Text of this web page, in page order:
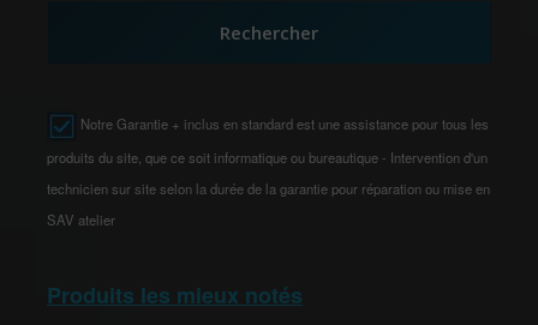
Rechercher
Notre Garantie + inclus en standard est une assistance pour tous les
produits du site, que ce soit informatique ou bureautique - Intervention d'un
technicien sur site selon la durée de la garantie pour réparation ou mise en
SAV atelier
Produits les mieux notés